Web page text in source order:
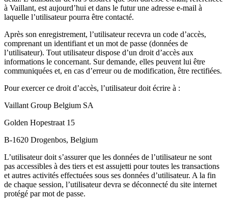
à Vaillant, est aujourd’hui et dans le futur une adresse e-mail à
laquelle l’utilisateur pourra être contacté.
Après son enregistrement, l’utilisateur recevra un code d’accès,
comprenant un identifiant et un mot de passe (données de
l’utilisateur). Tout utilisateur dispose d’un droit d’accès aux
informations le concernant. Sur demande, elles peuvent lui être
communiquées et, en cas d’erreur ou de modification, être rectifiées.
Pour exercer ce droit d’accès, l’utilisateur doit écrire à :
Vaillant Group Belgium SA
Golden Hopestraat 15
B-1620 Drogenbos, Belgium
L’utilisateur doit s’assurer que les données de l’utilisateur ne sont
pas accessibles à des tiers et est assujetti pour toutes les transactions
et autres activités effectuées sous ses données d’utilisateur. A la fin
de chaque session, l’utilisateur devra se déconnecté du site internet
protégé par mot de passe.